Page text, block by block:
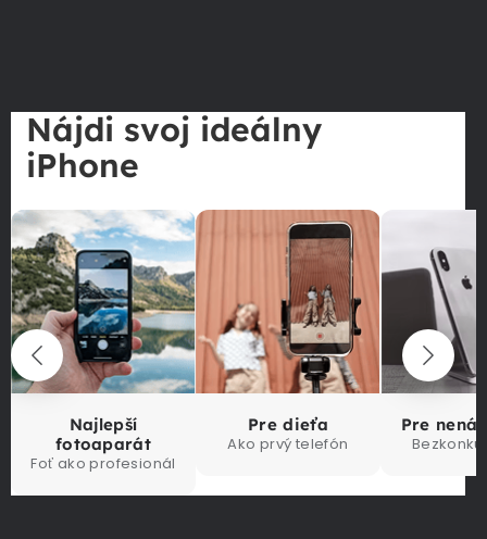
Nájdi svoj ideálny
iPhone
Najlepší
fotoaparát
Foť ako profesionál
Pre dieťa
Ako prvý telefón
Pre